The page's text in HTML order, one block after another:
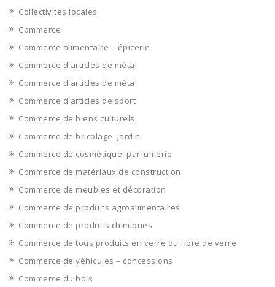
Collectivites locales
Commerce
Commerce alimentaire – épicerie
Commerce d'articles de métal
Commerce d'articles de métal
Commerce d'articles de sport
Commerce de biens culturels
Commerce de bricolage, jardin
Commerce de cosmétique, parfumerie
Commerce de matériaux de construction
Commerce de meubles et décoration
Commerce de produits agroalimentaires
Commerce de produits chimiques
Commerce de tous produits en verre ou fibre de verre
Commerce de véhicules – concessions
Commerce du bois